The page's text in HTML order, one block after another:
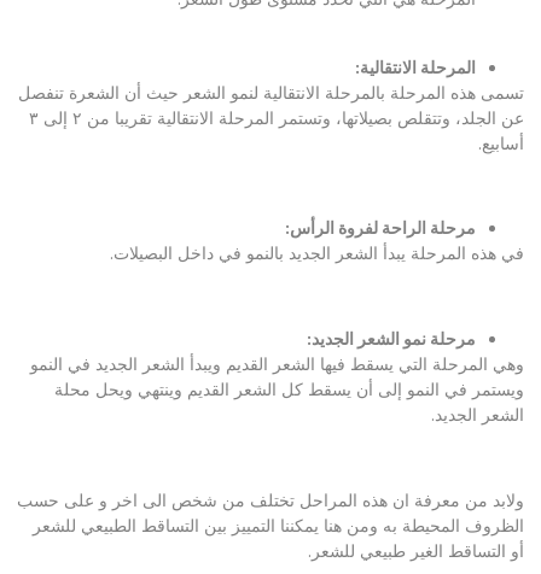
المرحلة الانتقالية:
تسمى هذه المرحلة بالمرحلة الانتقالية لنمو الشعر حيث أن الشعرة تنفصل
عن الجلد، وتتقلص بصيلاتها، وتستمر المرحلة الانتقالية تقريبا من ٢ إلى ٣
أسابيع.
مرحلة الراحة لفروة الرأس:
في هذه المرحلة يبدأ الشعر الجديد بالنمو في داخل البصيلات.
مرحلة نمو الشعر الجديد:
وهي المرحلة التي يسقط فيها الشعر القديم ويبدأ الشعر الجديد في النمو
ويستمر في النمو إلى أن يسقط كل الشعر القديم وينتهي ويحل محلة
الشعر الجديد.
ولابد من معرفة ان هذه المراحل تختلف من شخص الى اخر و على حسب
الظروف المحيطة به ومن هنا يمكننا التمييز بين التساقط الطبيعي للشعر
أو التساقط الغير طبيعي للشعر.